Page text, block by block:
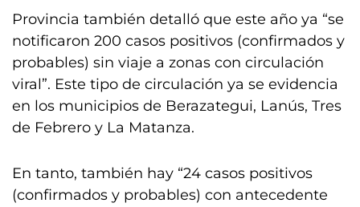
Provincia también detalló que este año ya “se
notificaron 200 casos positivos (confirmados y
probables) sin viaje a zonas con circulación
viral”. Este tipo de circulación ya se evidencia
en los municipios de Berazategui, Lanús, Tres
de Febrero y La Matanza.
En tanto, también hay “24 casos positivos
(confirmados y probables) con antecedente